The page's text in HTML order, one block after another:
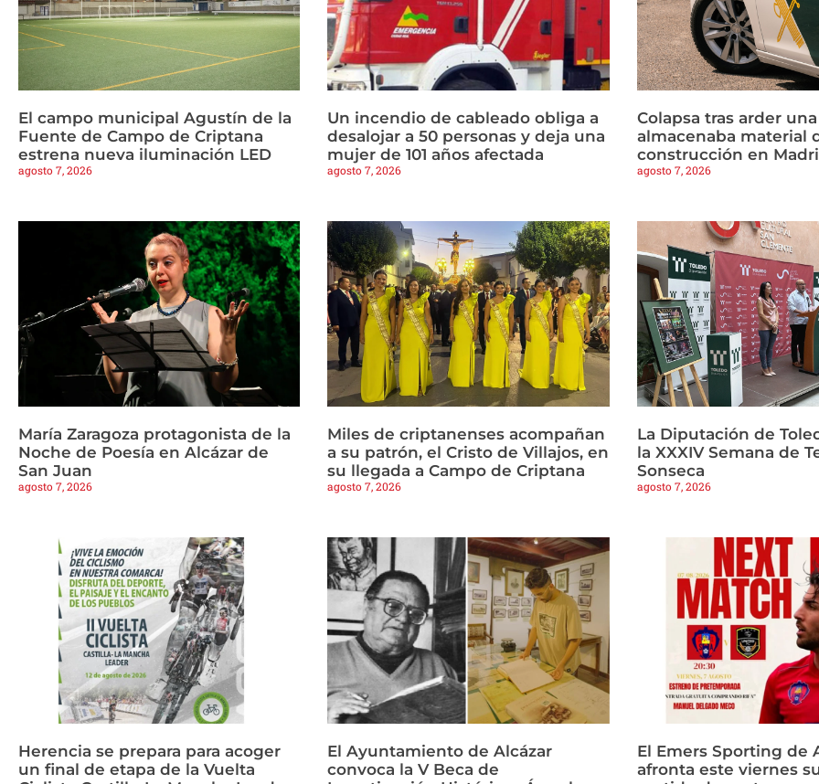
El campo municipal Agustín de la
Fuente de Campo de Criptana
estrena nueva iluminación LED
agosto 7, 2026
Un incendio de cableado obliga a
desalojar a 50 personas y deja una
mujer de 101 años afectada
agosto 7, 2026
Colapsa tras arder
almacenaba material
construcción en
agosto 7, 2026
María Zaragoza protagonista de la
Noche de Poesía en Alcázar de
San Juan
agosto 7, 2026
Miles de criptanenses acompañan
a su patrón, el Cristo de Villajos, en
su llegada a Campo de Criptana
agosto 7, 2026
La Diputación de
la XXXIV Semana de
Sonseca
agosto 7, 2026
Herencia se prepara para acoger
un final de etapa de la Vuelta
El Ayuntamiento de Alcázar
convoca la V Beca de
El Emers Sporting de
afronta este viernes